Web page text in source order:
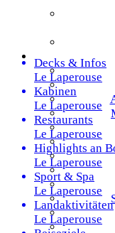
Decks & Infos
Le Laperouse
Kabinen
Le Laperouse
Restaurants
Le Laperouse
Highlights an
Le Laperouse
Sport & Spa
Le Laperouse
Landaktivitäten
Le Laperouse